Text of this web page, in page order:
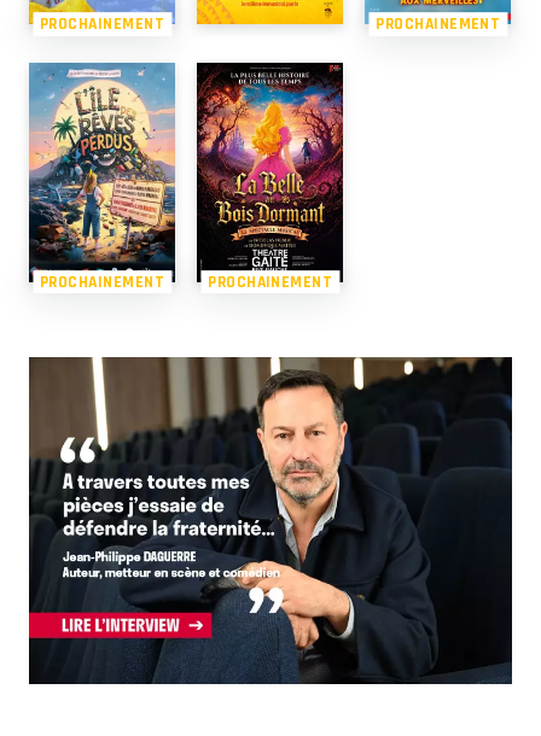
PROCHAINEMENT PROCHAINEMENT
PROCHAINEMENT PROCHAINEMENT